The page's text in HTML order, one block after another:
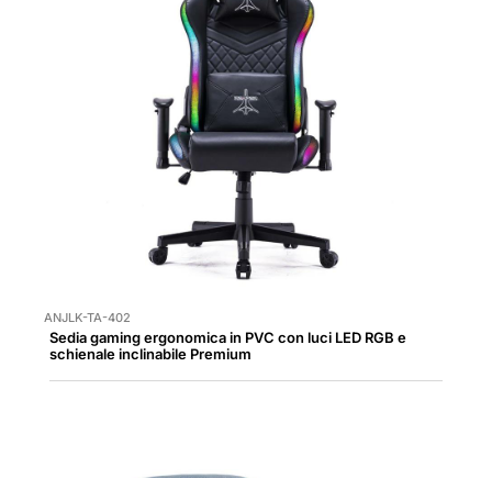
ANJLK-TA-402
Sedia gaming ergonomica in PVC con luci LED RGB e
schienale inclinabile Premium